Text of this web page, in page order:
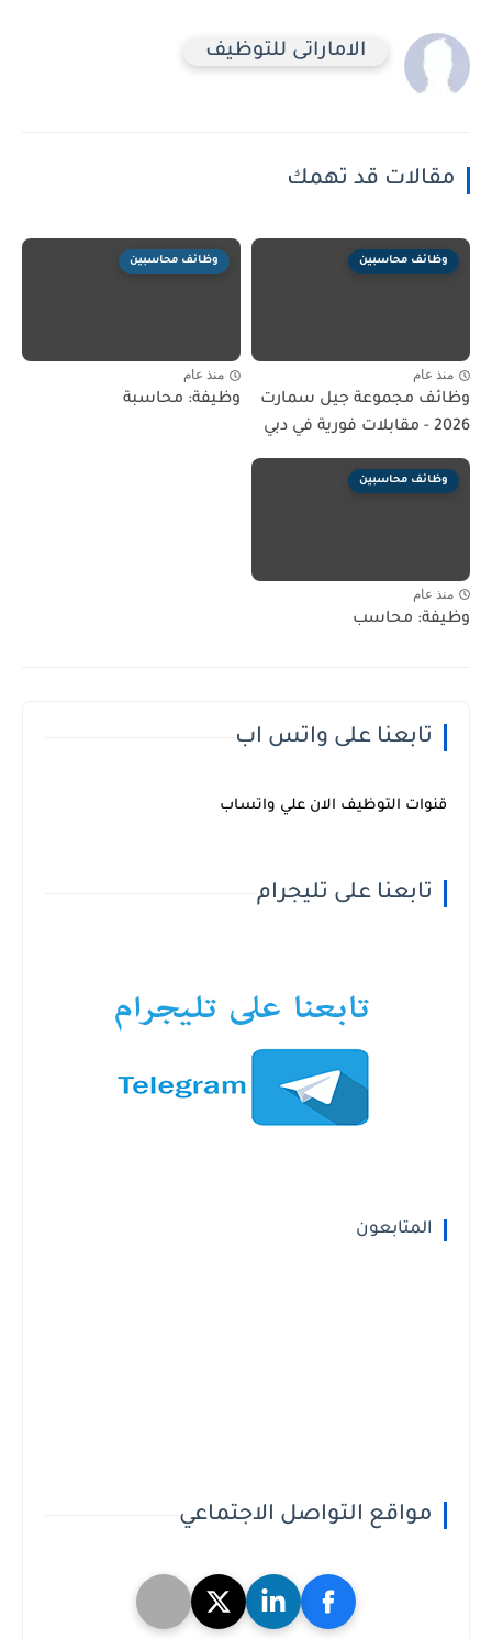
الاماراتى للتوظيف
مقالات قد تهمك
وظائف محاسبين
منذ عام
وظائف مجموعة جيل سمارت
2026 - مقابلات فورية في دبي
وظائف محاسبين
منذ عام
وظيفة: محاسبة
وظائف محاسبين
منذ عام
وظيفة: محاسب
تابعنا على واتس اب
قنوات التوظيف الان علي واتساب
تابعنا على تليجرام
المتابعون
مواقع التواصل الاجتماعي